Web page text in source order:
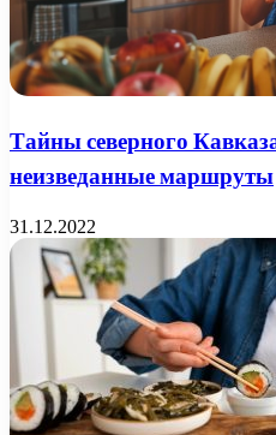
Тайны северного
неизведанные маршруты
31.12.2022